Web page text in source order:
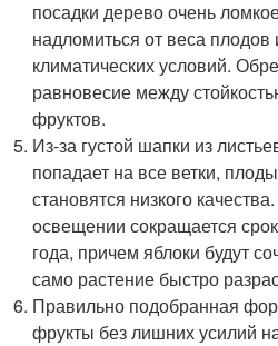
посадки дерево очень
надломиться от веса плодов
климатических условий.
равновесие между
фруктов.
Из-за густой шапки из
попадает на все ветки,
становятся низкого
освещении сокращается
года, причем яблоки будут
само растение быстро
Правильно подобранная
фрукты без лишних усилий